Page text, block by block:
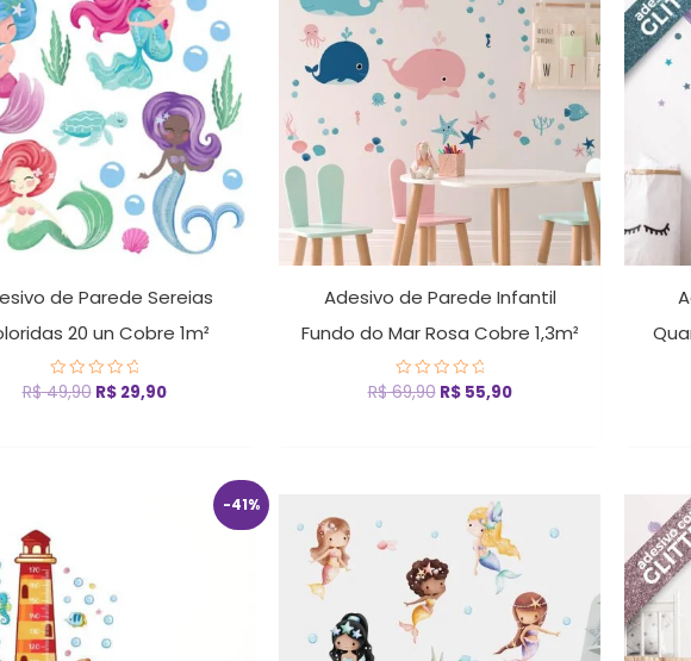
de Parede Sereias
20 un Cobre 1m²
Avaliação
R$49,90
era:
R$ 49,90.
R$29,90
é:
R$ 29,90.
Adesivo de Parede Infantil
Fundo do Mar Rosa Cobre 1,3m²
Avaliação
R$69,90
era:
R$ 69,90.
R$55,90
é:
R$ 55,90.
-41%
R$ 111,90.